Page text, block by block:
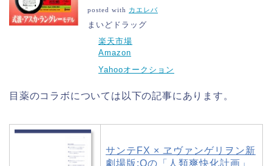
posted with カエレバ
まいどドラッグ
楽天市場
Amazon
Yahooオークション
目薬のコラボについては以下の記事にあります。
サンテFX × ヱヴァンゲリヲン新
劇場版:Qの「人類爽快化計画」